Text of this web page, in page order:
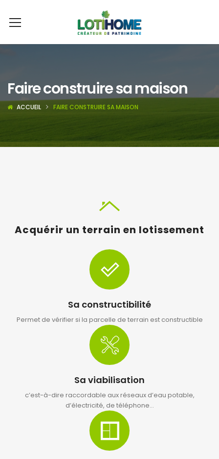
Faire construire sa maison
ACCUEIL FAIRE CONSTRUIRE SA MAISON
Acquérir un terrain en lotissement
Sa constructibilité
Permet de vérifier si la parcelle de terrain est constructible
Sa viabilisation
c’est-à-dire raccordable aux réseaux d’eau potable,
d’électricité, de téléphone…